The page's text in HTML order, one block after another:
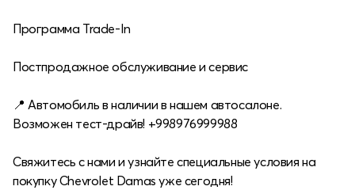
Программа Trade-In
Постпродажное обслуживание и сервис
📍 Автомобиль в наличии в нашем автосалоне.
Возможен тест-драйв! +998976999988
Свяжитесь с нами и узнайте специальные условия на
покупку Chevrolet Damas уже сегодня!